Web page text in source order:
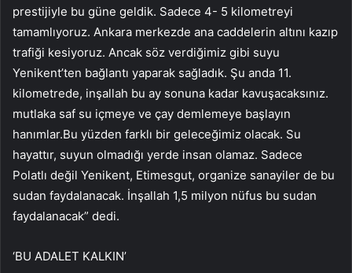
prestijiyle bu güne geldik. Sadece 4- 5 kilometreyi
tamamlıyoruz. Ankara merkezde ana caddelerin altını kazıp
trafiği kesiyoruz. Ancak söz verdiğimiz gibi suyu
Yenikent’ten bağlantı yaparak sağladık. Şu anda 11.
kilometrede, inşallah bu ay sonuna kadar kavuşacaksınız.
mutlaka saf su içmeye ve çay demlemeye başlayın
hanımlar.Bu yüzden farklı bir geleceğimiz olacak. Su
hayattır, suyun olmadığı yerde insan olamaz. Sadece
Polatlı değil Yenikent, Etimesgut, organize sanayiler de bu
sudan faydalanacak. İnşallah 1,5 milyon nüfus bu sudan
faydalanacak” dedi.
‘BU ADALET KALKIN’